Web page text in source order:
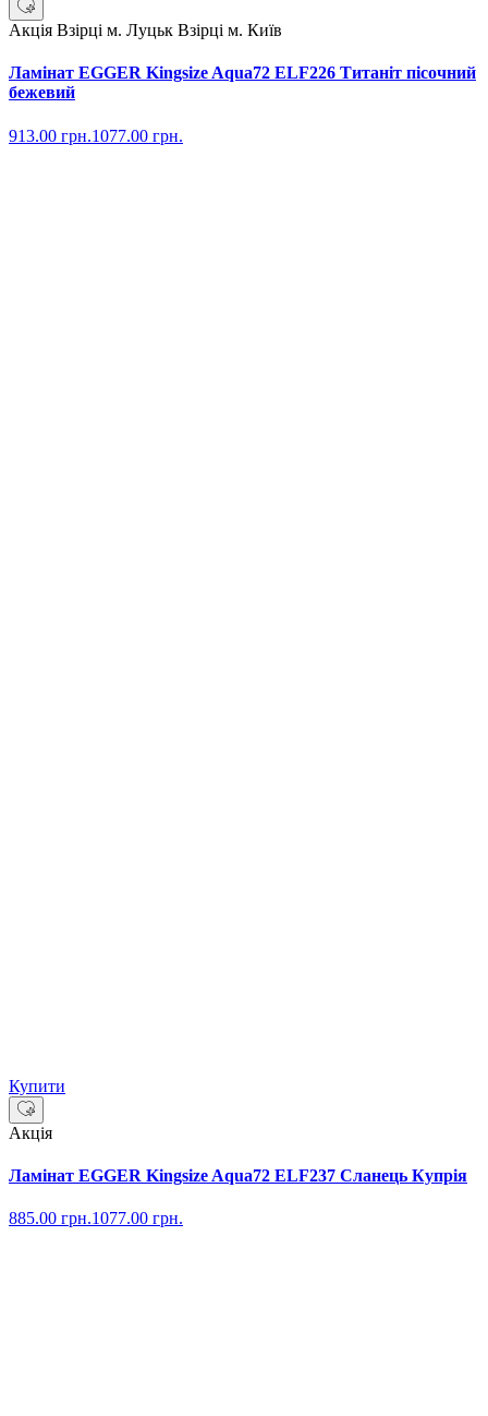
Акція Взірці м. Луцьк Взірці м. Київ
Ламінат EGGER Kingsize Aqua72 ELF226 Титаніт пісочний
бежевий
913.00 грн.1077.00 грн.
Купити
Акція
Ламінат EGGER Kingsize Aqua72 ELF237 Сланець Купрія
885.00 грн.1077.00 грн.